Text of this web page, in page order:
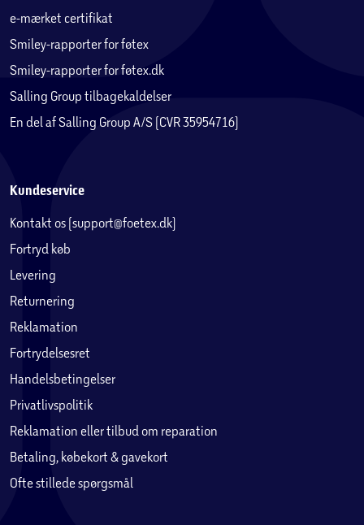
e-mærket certifikat
Smiley-rapporter for føtex
Smiley-rapporter for føtex.dk
Salling Group tilbagekaldelser
En del af Salling Group A/S (CVR 35954716)
Kundeservice
Kontakt os (support@foetex.dk)
Fortryd køb
Levering
Returnering
Reklamation
Fortrydelsesret
Handelsbetingelser
Privatlivspolitik
Reklamation eller tilbud om reparation
Betaling, købekort & gavekort
Ofte stillede spørgsmål